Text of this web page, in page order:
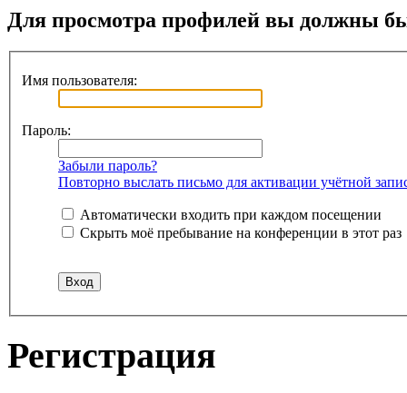
Для просмотра профилей вы должны
Имя пользователя:
Пароль:
Забыли пароль?
Повторно выслать письмо для активации учётной
Автоматически входить при каждом посещении
Скрыть моё пребывание на конференции в этот раз
Регистрация